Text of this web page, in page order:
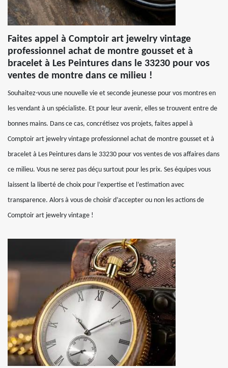
Faites appel à Comptoir art jewelry vintage
professionnel achat de montre gousset et à
bracelet à Les Peintures dans le 33230 pour vos
ventes de montre dans ce milieu !
Souhaitez-vous une nouvelle vie et seconde jeunesse pour vos montres en
les vendant à un spécialiste. Et pour leur avenir, elles se trouvent entre de
bonnes mains. Dans ce cas, concrétisez vos projets, faites appel à
Comptoir art jewelry vintage professionnel achat de montre gousset et à
bracelet à Les Peintures dans le 33230 pour vos ventes de vos affaires dans
ce milieu. Vous ne serez pas déçu surtout pour les prix. Ses équipes vous
laissent la liberté de choix pour l’expertise et l’estimation avec
transparence. Alors à vous de choisir d’accepter ou non les actions de
Comptoir art jewelry vintage !